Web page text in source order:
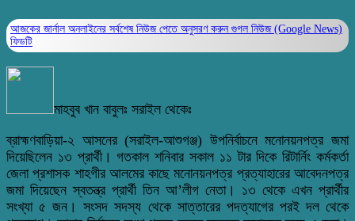
আজকের জার্নাল অনলাইনের সর্বশেষ নিউজ পেতে অনুসরণ করুন গুগল নিউজ (Google News)
ফিডটি
মাহবুব খান বাবুলঃ সরাইল থেকেঃ
ব্রাহ্মণবাড়িয়া-২ আসনের (সরাইল-আশুগঞ্জ) উপনির্বাচনে মনোনয়নপত্র জমা
দিয়েছিলেন ১৩ প্রার্থী। গতকাল শনিবার সকাল ১১ টার দিকে রিটার্নিং কর্মকর্তা
জেলা প্রশাসক শাহগীর আলমের কাছে মনোনয়নপত্র প্রত্যাহারের আবেদনপত্র
জমা দিয়েছেন স্বতন্ত্র প্রার্থী তিন আ’লীগ নেতা। ১৩ থেকে এখন প্রার্থীর
সংখ্যা ৫ জন। সংসদ সদস্য থেকে সাত্তারের পদত্যাগের পরই দল থেকে